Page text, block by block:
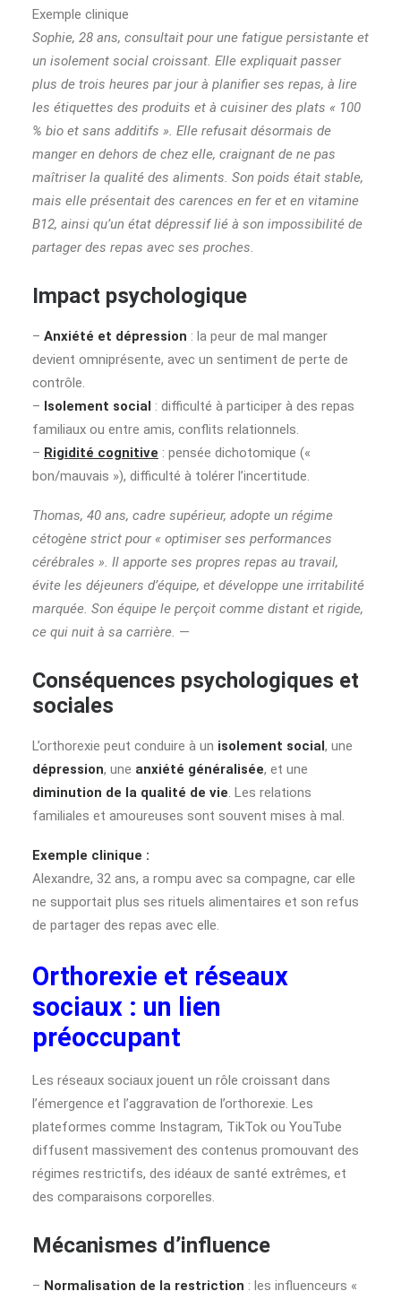
Exemple clinique
Sophie, 28 ans, consultait pour une fatigue persistante et
un isolement social croissant. Elle expliquait passer
plus de trois heures par jour à planifier ses repas, à lire
les étiquettes des produits et à cuisiner des plats « 100
% bio et sans additifs ». Elle refusait désormais de
manger en dehors de chez elle, craignant de ne pas
maîtriser la qualité des aliments. Son poids était stable,
mais elle présentait des carences en fer et en vitamine
B12, ainsi qu’un état dépressif lié à son impossibilité de
partager des repas avec ses proches.
Impact psychologique
– Anxiété et dépression : la peur de mal manger
devient omniprésente, avec un sentiment de perte de
contrôle.
– Isolement social : difficulté à participer à des repas
familiaux ou entre amis, conflits relationnels.
– Rigidité cognitive : pensée dichotomique («
bon/mauvais »), difficulté à tolérer l’incertitude.
Thomas, 40 ans, cadre supérieur, adopte un régime
cétogène strict pour « optimiser ses performances
cérébrales ». Il apporte ses propres repas au travail,
évite les déjeuners d’équipe, et développe une irritabilité
marquée. Son équipe le perçoit comme distant et rigide,
ce qui nuit à sa carrière. —
Conséquences psychologiques et
sociales
L’orthorexie peut conduire à un isolement social, une
dépression, une anxiété généralisée, et une
diminution de la qualité de vie. Les relations
familiales et amoureuses sont souvent mises à mal.
Exemple clinique :
Alexandre, 32 ans, a rompu avec sa compagne, car elle
ne supportait plus ses rituels alimentaires et son refus
de partager des repas avec elle.
Orthorexie et réseaux
sociaux : un lien
préoccupant
Les réseaux sociaux jouent un rôle croissant dans
l’émergence et l’aggravation de l’orthorexie. Les
plateformes comme Instagram, TikTok ou YouTube
diffusent massivement des contenus promouvant des
régimes restrictifs, des idéaux de santé extrêmes, et
des comparaisons corporelles.
Mécanismes d’influence
– Normalisation de la restriction : les influenceurs «